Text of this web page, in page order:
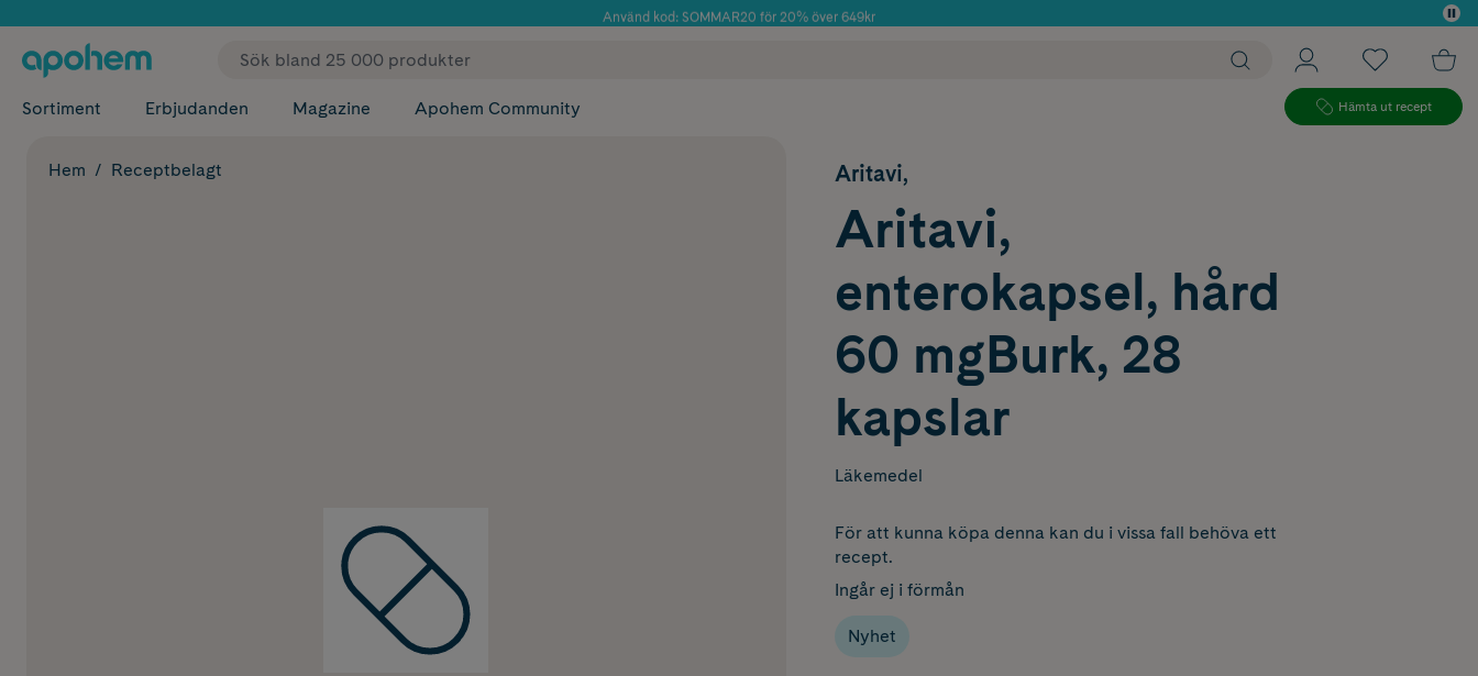
Använd kod: SOMMAR20 för 20% över 649kr
✓ Fri frakt
Sortiment Erbjudanden Magazine Apohem Community Hämta ut recept
Hem Receptbelagt Aritavi,
Aritavi,
enterokapsel, hård
60 mgBurk, 28
kapslar
Läkemedel
För att kunna köpa denna kan du i vissa fall behöva ett
recept.
Ingår ej i förmån
Nyhet